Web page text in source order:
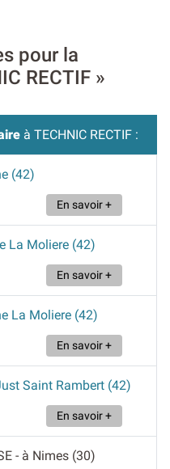
pour la
RECTIF »
à TECHNIC RECTIF :
(42)
En savoir +
La Moliere (42)
En savoir +
La Moliere (42)
En savoir +
Saint Rambert (42)
En savoir +
- à Nimes (30)